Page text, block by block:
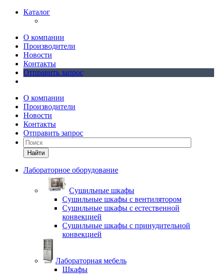
Каталог
О компании
Производители
Новости
Контакты
Отправить запрос
О компании
Производители
Новости
Контакты
Отправить запрос
Найти
Лабораторное оборудование
Cушильные шкафы
Сушильные шкафы с вентилятором
Сушильные шкафы с естественной
конвекцией
Сушильные шкафы с принудительной
конвекцией
Лабораторная мебель
Шкафы